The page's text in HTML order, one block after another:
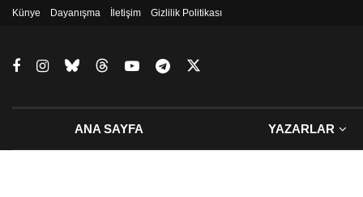
Künye Dayanışma İletişim Gizlilik Politikası
ANA SAYFA YAZARLAR